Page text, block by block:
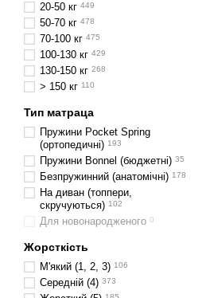
20-50 кг 449
50-70 кг 478
70-100 кг 475
100-130 кг 429
130-150 кг 268
> 150 кг 110
Тип матраца
Пружини Pocket Spring
(ортопедичні) 193
Пружини Bonnel (бюджетні) 35
Безпружинний (анатомічні) 178
На диван (топпери,
скручуються) 102
Для новонародженого 0
Жорсткість
М'який (1, 2, 3) 106
Середній (4) 373